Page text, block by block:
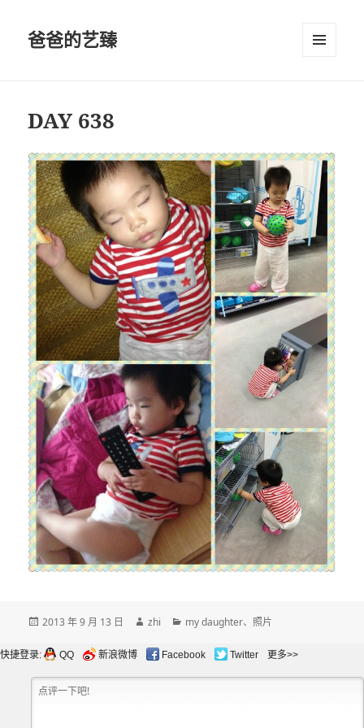
爸爸的艺臻
DAY 638
发
于
2013 年 9 月 13 日
作
zhi
分
my daughter、 照片
快捷登录: QQ 新浪微博 Facebook Twitter 更多>>